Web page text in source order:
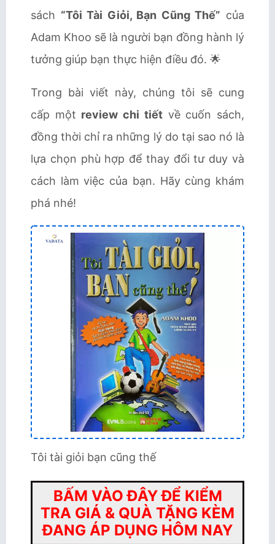
sách “Tôi Tài Giỏi, Bạn Cũng Thế” của
Adam Khoo sẽ là người bạn đồng hành lý
tưởng giúp bạn thực hiện điều đó. 🌟
Trong bài viết này, chúng tôi sẽ cung
cấp một review chi tiếtvề cuốn sách,
đồng thời chỉ ra những lý do tại sao nó là
lựa chọn phù hợp để thay đổi tư duy và
cách làm việc của bạn. Hãy cùng khám
phá nhé!
Tôi tài giỏi bạn cũng thế
BẤM VÀO ĐÂY ĐỂ KIỂM
TRA GIÁ & QUÀ TẶNG KÈM
ĐANG ÁP DỤNG HÔM NAY